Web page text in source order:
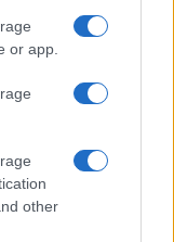
or app.
other